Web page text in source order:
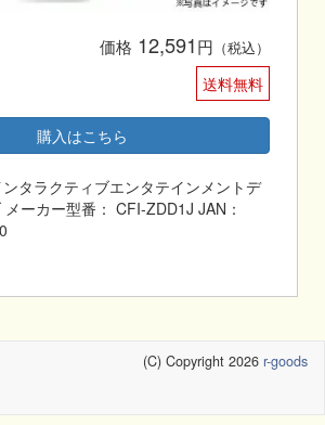
価格 12,591円 （税込）
送料無料
購入はこちら
タラクティブエンタテインメントデ
ーカー型番： CFI-ZDD1J JAN：
(C) Copyright 2026 r-goods